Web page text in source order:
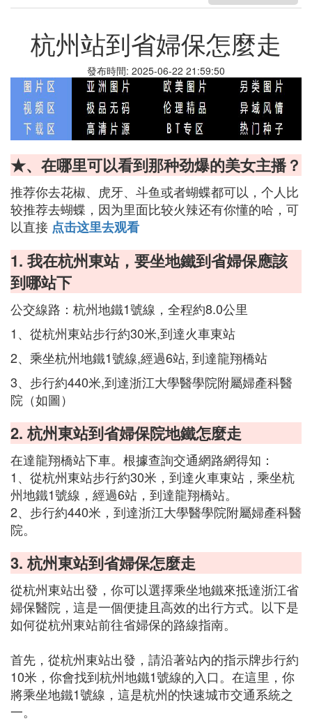
杭州站到省婦保怎麼走
發布時間: 2025-06-22 21:59:50
★、在哪里可以看到那种劲爆的美女主播？
推荐你去花椒、虎牙、斗鱼或者蝴蝶都可以，个人比
较推荐去蝴蝶，因为里面比较火辣还有你懂的哈，可
以直接 点击这里去观看
1. 我在杭州東站，要坐地鐵到省婦保應該
到哪站下
公交線路：杭州地鐵1號線，全程約8.0公里
1、從杭州東站步行約30米,到達火車東站
2、乘坐杭州地鐵1號線,經過6站, 到達龍翔橋站
3、步行約440米,到達浙江大學醫學院附屬婦產科醫
院（如圖）
2. 杭州東站到省婦保院地鐵怎麼走
在達龍翔橋站下車。根據查詢交通網路網得知：
1、從杭州東站步行約30米，到達火車東站，乘坐杭
州地鐵1號線，經過6站，到達龍翔橋站。
2、步行約440米，到達浙江大學醫學院附屬婦產科醫
院。
3. 杭州東站到省婦保怎麼走
從杭州東站出發，你可以選擇乘坐地鐵來抵達浙江省
婦保醫院，這是一個便捷且高效的出行方式。以下是
如何從杭州東站前往省婦保的路線指南。
首先，從杭州東站出發，請沿著站內的指示牌步行約
10米，你會找到杭州地鐵1號線的入口。在這里，你
將乘坐地鐵1號線，這是杭州的快速城市交通系統之
一。